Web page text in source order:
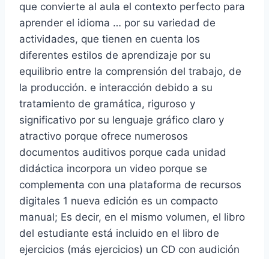
que convierte al aula el contexto perfecto para
aprender el idioma … por su variedad de
actividades, que tienen en cuenta los
diferentes estilos de aprendizaje por su
equilibrio entre la comprensión del trabajo, de
la producción. e interacción debido a su
tratamiento de gramática, riguroso y
significativo por su lenguaje gráfico claro y
atractivo porque ofrece numerosos
documentos auditivos porque cada unidad
didáctica incorpora un video porque se
complementa con una plataforma de recursos
digitales 1 nueva edición es un compacto
manual; Es decir, en el mismo volumen, el libro
del estudiante está incluido en el libro de
ejercicios (más ejercicios) un CD con audición